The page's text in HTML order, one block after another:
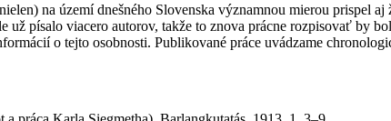
na území dnešného Slovenska významnou mierou prispel
písalo viacero autorov, takže to znova prácne rozpisovať by
o tejto osobnosti. Publikované práce uvádzame